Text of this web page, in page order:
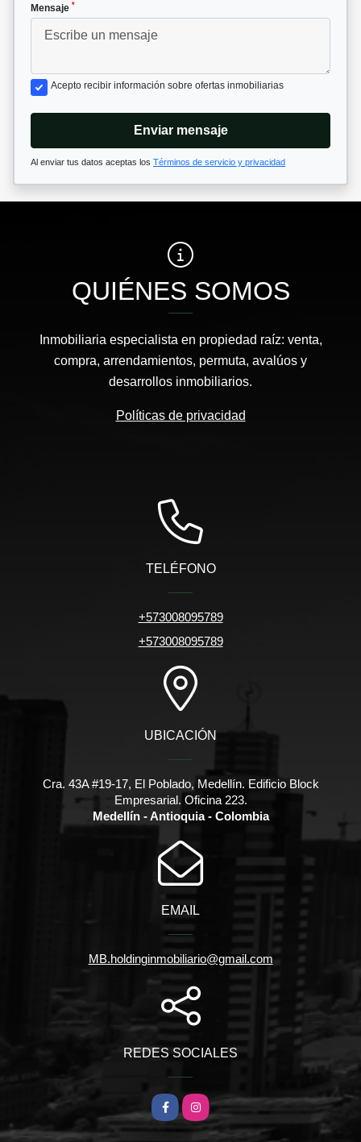
Mensaje *
Acepto recibir información sobre ofertas inmobiliarias
Enviar mensaje
Al enviar tus datos aceptas los Términos de servicio y privacidad
QUIÉNES SOMOS
Inmobiliaria especialista en propiedad raíz: venta,
compra, arrendamientos, permuta, avalúos y
desarrollos inmobiliarios.
Políticas de privacidad
TELÉFONO
+573008095789
+573008095789
UBICACIÓN
Cra. 43A #19-17, El Poblado, Medellín. Edificio Block
Empresarial. Oficina 223.
Medellín - Antioquia - Colombia
EMAIL
MB.holdinginmobiliario@gmail.com
REDES SOCIALES
FacebookInstagram